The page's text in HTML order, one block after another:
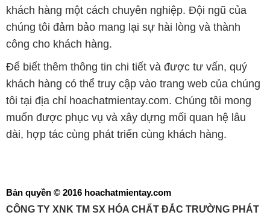
khách hàng có thể truy cập vào trang web của chúng
tôi tại địa chỉ hoachatmientay.com. Chúng tôi mong
muốn được phục vụ và xây dựng mối quan hệ lâu
dài, hợp tác cùng phát triển cùng khách hàng.
Bản quyền © 2016 hoachatmientay.com
CÔNG TY XNK TM SX HÓA CHẤT ĐẮC TRƯỜNG PHÁT
🌐HOACHATMIENTAY.COM